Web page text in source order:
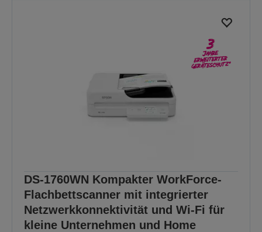
DS-1760WN Kompakter WorkForce-
Flachbettscanner mit integrierter
Netzwerkkonnektivität und Wi-Fi für
kleine Unternehmen und Home